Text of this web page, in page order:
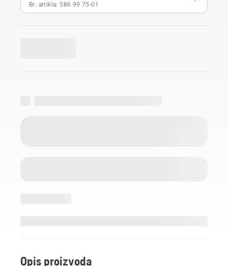
Br. artikla: 586 99 75‑01
Opis proizvoda